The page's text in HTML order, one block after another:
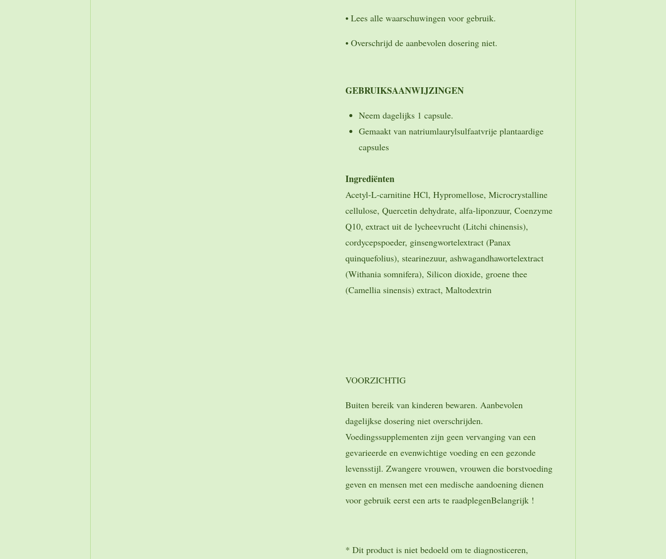
• Lees alle waarschuwingen voor gebruik.
• Overschrijd de aanbevolen dosering niet.
GEBRUIKSAANWIJZINGEN
Neem dagelijks 1 capsule.
Gemaakt van natriumlaurylsulfaatvrije plantaardige
capsules
Ingrediënten
Acetyl-L-carnitine HCl, Hypromellose, Microcrystalline
cellulose, Quercetin dehydrate, alfa-liponzuur, Coenzyme
Q10, extract uit de lycheevrucht (Litchi chinensis),
cordycepspoeder, ginsengwortelextract (Panax
quinquefolius), stearinezuur, ashwagandhawortelextract
(Withania somnifera), Silicon dioxide, groene thee
(Camellia sinensis) extract, Maltodextrin
VOORZICHTIG
Buiten bereik van kinderen bewaren. Aanbevolen
dagelijkse dosering niet overschrijden.
Voedingssupplementen zijn geen vervanging van een
gevarieerde en evenwichtige voeding en een gezonde
levensstijl. Zwangere vrouwen, vrouwen die borstvoeding
geven en mensen met een medische aandoening dienen
voor gebruik eerst een arts te raadplegenBelangrijk !
* Dit product is niet bedoeld om te diagnosticeren,